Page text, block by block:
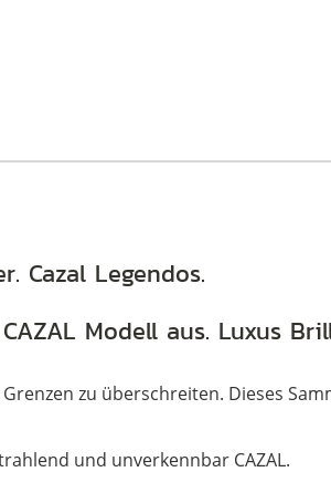
Cazal Legendos.
Modell aus. Luxus
zu überschreiten. Dieses
und unverkennbar CAZAL.